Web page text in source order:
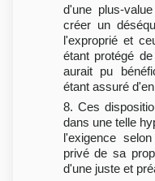
d'une plus-
créer un
l'exproprié et
étant protégé
aurait pu
étant assuré
8. Ces
dans une telle
l'exigence
privé de sa
d'une juste et